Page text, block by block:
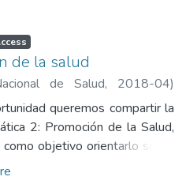
su consumo, y a la vez
de higiene personal y
de la salud
de Salud, 2018-04)
Alicia;Vásquez León,
;Vásquez Arangoitia, Claudia
Gutiérrez, Diamantina Lorgia
Hilda
queremos compartir la
2: Promoción de la Salud,
objetivo orientarlo sobre
son necesarias de ejecutar